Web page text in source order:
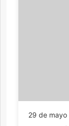
29 de mayo